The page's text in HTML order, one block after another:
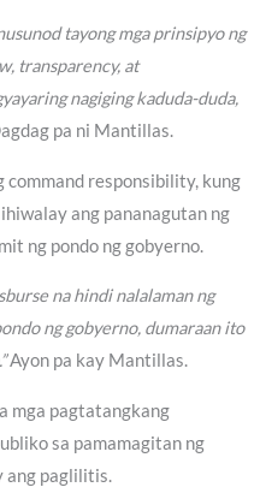
tayong mga prinsipyo ng
transparency, at
nagiging kaduda-duda,
pa ni Mantillas.
command responsibility, kung
ang pananagutan ng
ng pondo ng gobyerno.
na hindi nalalaman ng
ng gobyerno, dumaraan ito
Ayon pa kay Mantillas.
mga pagtatangkang
sa pamamagitan ng
ang paglilitis.